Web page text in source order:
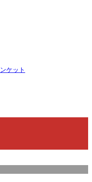
ケット